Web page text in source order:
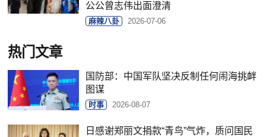
公公曾志伟出面澄清
麻辣八卦 2026-07-06
热门文章
国防部：中国军队坚决反制任何闹海挑衅
图谋
时事 2026-08-07
日感谢郑丽文捐款“青鸟”气炸，质问国民